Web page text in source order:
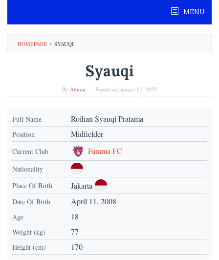
content
MENU
HOMEPAGE / SYAUQI
Syauqi
By Admin Posted on Januari 12, 2025
Full Name Roihan Syauqi Pratama
Position Midfielder
Current Club Farama FC
Nationality
Place Of Birth
Jakarta
Date Of Birth April 11, 2008
Age 18
Weight (kg) 77
Height (cm) 170